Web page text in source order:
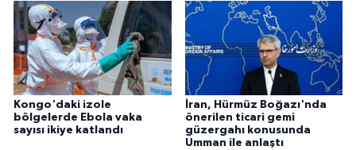
Kongo'daki izole
bölgelerde Ebola vaka
sayısı ikiye katlandı
İran, Hürmüz Boğazı'nda
önerilen ticari gemi
güzergahı konusunda
Umman ile anlaştı